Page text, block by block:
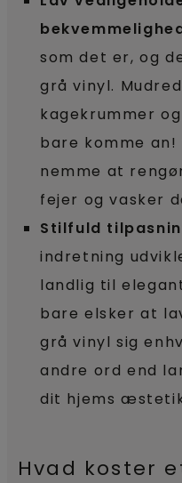
som det er, og
grå vinyl.
kagekrummer
bare komme
nemme at
fejer og vasker
Stilfuld
indretning
landlig til
bare elsker at
grå vinyl sig
andre ord end
dit hjems
Hvad koster